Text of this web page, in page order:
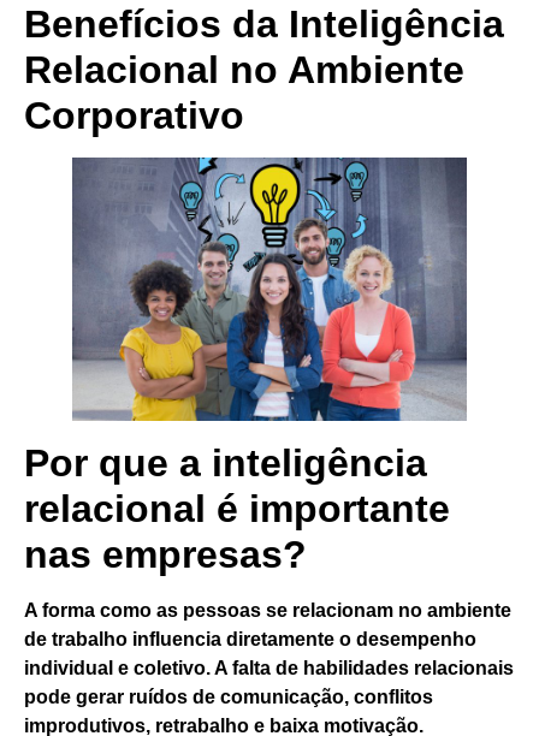
Benefícios da Inteligência
Relacional no Ambiente
Corporativo
Por que a inteligência
relacional é importante
nas empresas?
A forma como as pessoas se relacionam no ambiente
de trabalho influencia diretamente o desempenho
individual e coletivo. A falta de habilidades relacionais
pode gerar ruídos de comunicação, conflitos
improdutivos, retrabalho e baixa motivação.